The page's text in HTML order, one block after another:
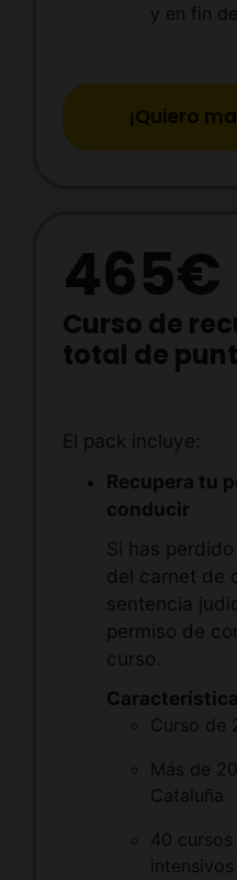
y en fin
¡Quiero
465€
Curso de
total de
El pack incluye:
Recupera tu
conducir
Si has
del carnet de
sentencia
permiso de
curso.
Curso de
Más de
Cataluña
40 cursos